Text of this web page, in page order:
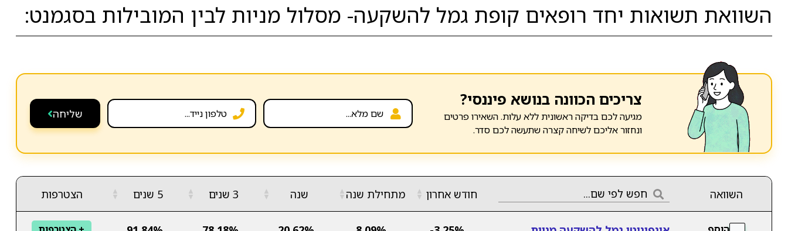
השוואת תשואות יחד רופאים קופת גמל להשקעה- מסלול מניות לבין המובילות בסגמנט:
צריכים הכוונה בנושא פיננסי?
מגיעה לכם בדיקה ראשונית ללא עלות. השאירו פרטים
ונחזור אליכם לשיחה קצרה שתעשה לכם סדר.
שליחה
השוואה חודש אחרון ▲
▼ מתחילת שנה▲
▼ שנה ▲
▼ 3 שנים ▲
▼ 5 שנים ▲
▼ הצטרפות